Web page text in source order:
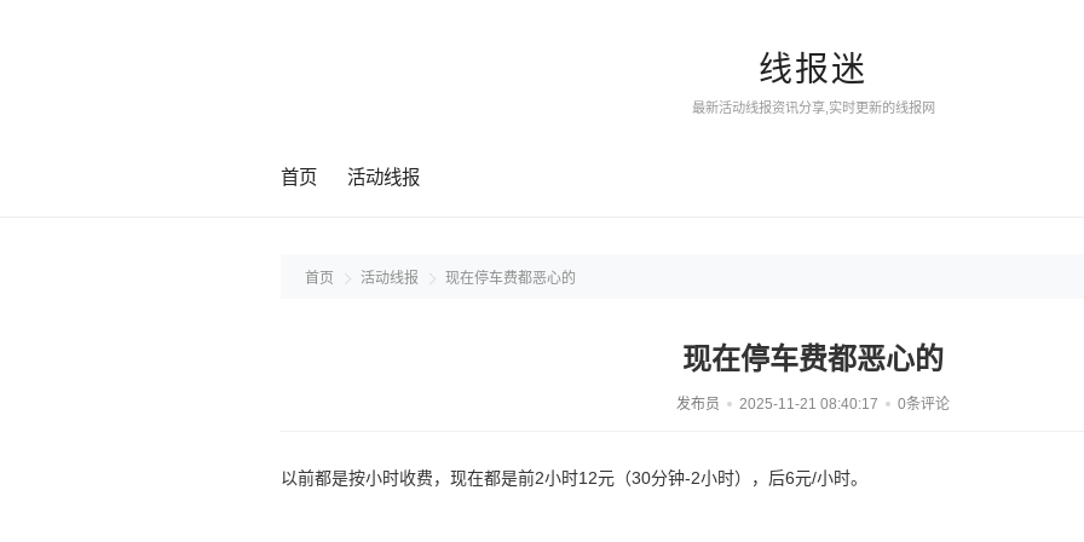
线报迷
最新活动线报资讯分享,实时更新的线报网
首页 活动线报
首页 活动线报 现在停车费都恶心的
现在停车费都恶心的
发布员 2025-11-21 08:40:17 0条评论
以前都是按小时收费，现在都是前2小时12元（30分钟-2小时），后6元/小时。